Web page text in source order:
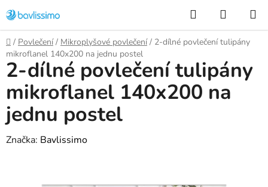
na
obsah
Hledat
KOŠÍK
Domů
/ Povlečení / Mikroplyšové povlečení / 2-dílné povlečení tulipány
mikroflanel 140x200 na jednu postel
2-dílné povlečení tulipány
mikroflanel 140x200 na
jednu postel
Značka: Bavlissimo